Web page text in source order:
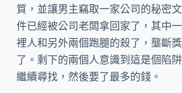
質，並讓男主竊取一家公司的秘密
件已經被公司老闆拿回家了，其中
裡人和另外兩個跑腿的殺了，壟斷
了。剩下的兩個人意識到這是個陷
繼續尋找，然後要了最多的錢。